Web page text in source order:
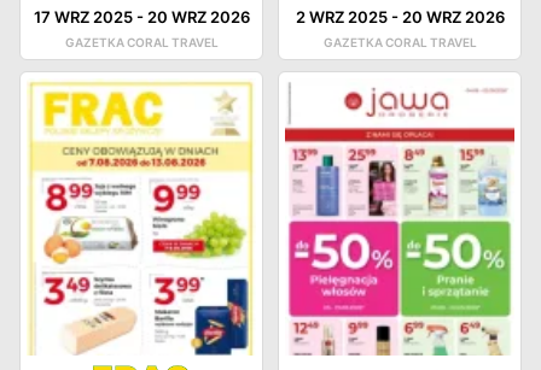
17 WRZ 2025-20 WRZ 2026
GAZETKA CORAL TRAVEL
2 WRZ 2025-20 WRZ 2026
GAZETKA CORAL TRAVEL